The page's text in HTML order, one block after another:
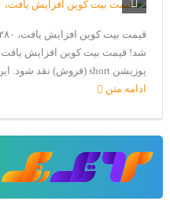
پوزیشن short (فروش) نقد شود. این خبر را مطالعه نمایید. طبق اطل...
ادامه متن